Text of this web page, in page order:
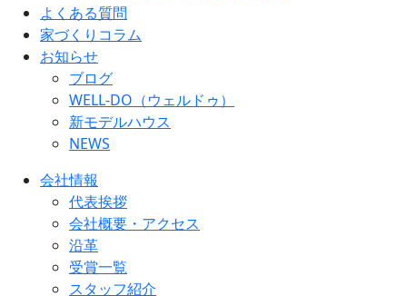
よくある質問
家づくりコラム
お知らせ
ブログ
WELL-DO（ウェルドゥ）
新モデルハウス
NEWS
会社情報
代表挨拶
会社概要・アクセス
沿革
受賞一覧
スタッフ紹介